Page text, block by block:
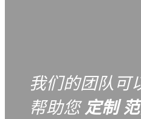
我们的团队可
帮助您定制